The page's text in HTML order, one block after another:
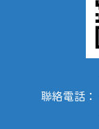
聯絡電話：